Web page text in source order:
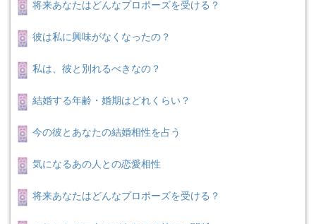
将来あなたはどんなプロポーズを受ける？
彼は私に興味がなくなったの？
私は、彼と別れるべきなの？
結婚する年齢・婚期はどれくらい？
今の彼とあなたの結婚相性を占う
気になるあの人との恋愛相性
将来あなたはどんなプロポーズを受ける？